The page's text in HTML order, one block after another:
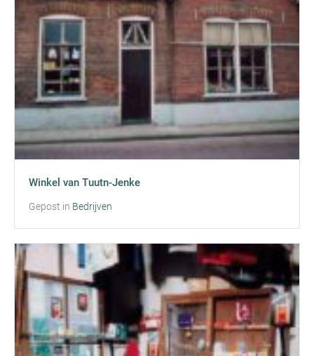
Winkel van Tuutn-Jenke
Gepost in Bedrijven